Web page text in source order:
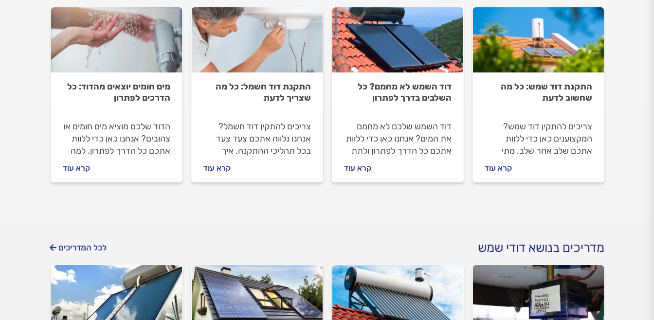
התקנת דוד שמש: כל מה
שחשוב לדעת
צריכים להתקין דוד שמש?
המקצוענים כאן כדי ללוות
אתכם שלב אחר שלב. מתי
חשוב לבדוק לפני שמזמינים
טכנאי דודים וכמה עולה התקנת
קרא עוד
דוד השמש לא מחמם? כל
השלבים בדרך לפתרון
דוד השמש שלכם לא מחמם
את המים? אנחנו כאן כדי ללוות
אתכם כל הדרך לפתרון ולתת
שמזמינים טכנאי דודי שמש
וכמה יעלה לכם התיקון? כל
קרא עוד
התקנת דוד חשמל: כל מה
שצריך לדעת
צריכים להתקין דוד חשמל?
אנחנו נלווה אתכם צעד צעד
בכל תהליכי ההתקנה. איך
לפני העבודה ובמהלכה וכמה
עולה התקנת דוד חשמל? כל
קרא עוד
מים חומים יוצאים מהדוד: כל
הדרכים לפתרון
הדוד שלכם מוציא מים חומים או
צהובים? אנחנו כאן כדי ללוות
אתכם כל הדרך לפתרון. למה
עושים לפני שמזמינים טכנאי
דודי שמש מקצועי? המקצוענים
קרא עוד
מדריכים בנושא דודי שמש לכל המדריכים